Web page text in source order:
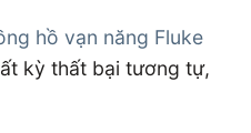
hồ vạn năng Fluke
kỳ thất bại tương tự,